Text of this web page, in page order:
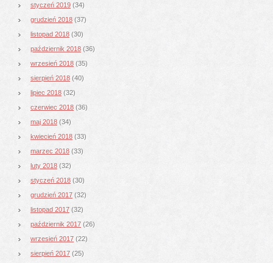
styczeń 2019 (34)
grudzień 2018 (37)
listopad 2018 (30)
październik 2018 (36)
wrzesień 2018 (35)
sierpień 2018 (40)
lipiec 2018 (32)
czerwiec 2018 (36)
maj 2018 (34)
kwiecień 2018 (33)
marzec 2018 (33)
luty 2018 (32)
styczeń 2018 (30)
grudzień 2017 (32)
listopad 2017 (32)
październik 2017 (26)
wrzesień 2017 (22)
sierpień 2017 (25)